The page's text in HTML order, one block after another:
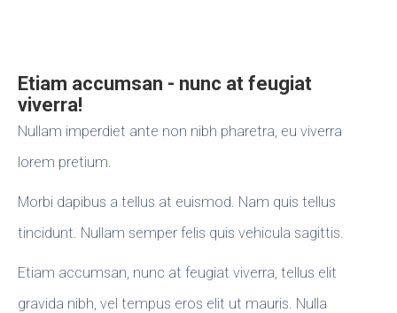
Etiam accumsan - nunc at feugiat
viverra!
Nullam imperdiet ante non nibh pharetra, eu viverra
lorem pretium.
Morbi dapibus a tellus at euismod. Nam quis tellus
tincidunt. Nullam semper felis quis vehicula sagittis.
Etiam accumsan, nunc at feugiat viverra, tellus elit
gravida nibh, vel tempus eros elit ut mauris. Nulla